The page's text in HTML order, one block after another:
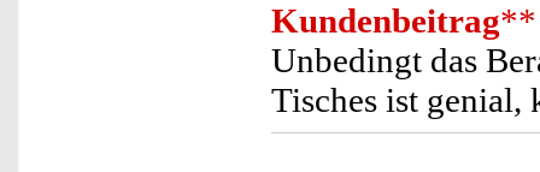
Kundenbeitrag**
Unbedingt das
Tisches ist